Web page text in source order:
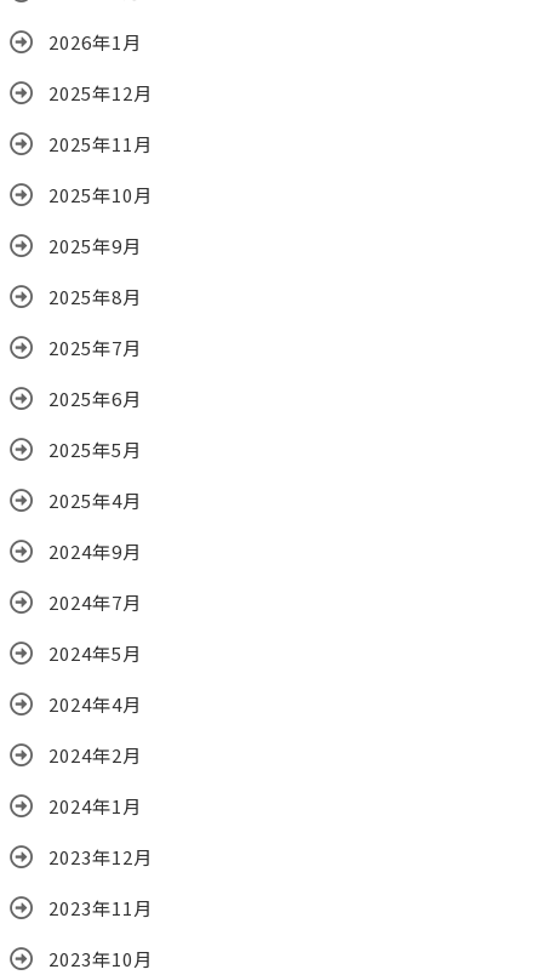
2026年1月
2025年12月
2025年11月
2025年10月
2025年9月
2025年8月
2025年7月
2025年6月
2025年5月
2025年4月
2024年9月
2024年7月
2024年5月
2024年4月
2024年2月
2024年1月
2023年12月
2023年11月
2023年10月